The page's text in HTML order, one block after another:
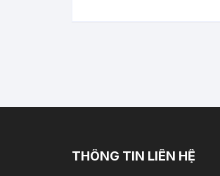
THÔNG TIN LIÊN HỆ